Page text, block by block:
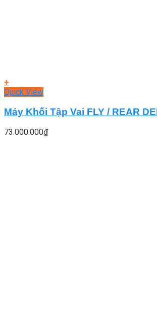
+
Quick View
Máy Khối Tập Vai FLY / REAR
73.000.000₫